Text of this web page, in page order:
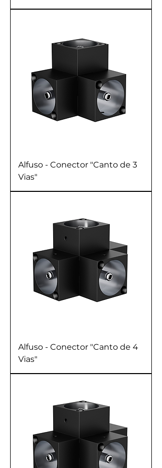
Alfuso - Conector "Canto de 3
Vias"
Alfuso - Conector "Canto de 4
Vias"